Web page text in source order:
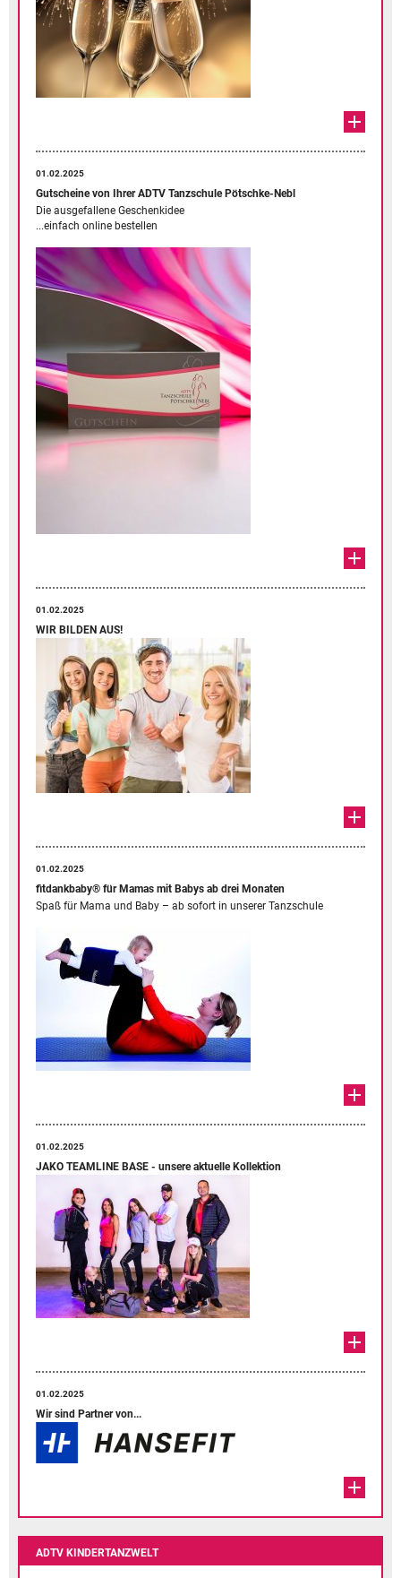
01.02.2025
Gutscheine von Ihrer ADTV Tanzschule Pötschke-Nebl
Die ausgefallene Geschenkidee
...einfach online bestellen
01.02.2025
WIR BILDEN AUS!
01.02.2025
fitdankbaby® für Mamas mit Babys ab drei Monaten
Spaß für Mama und Baby – ab sofort in unserer Tanzschule
01.02.2025
JAKO TEAMLINE BASE - unsere aktuelle Kollektion
01.02.2025
Wir sind Partner von...
ADTV KINDERTANZWELT